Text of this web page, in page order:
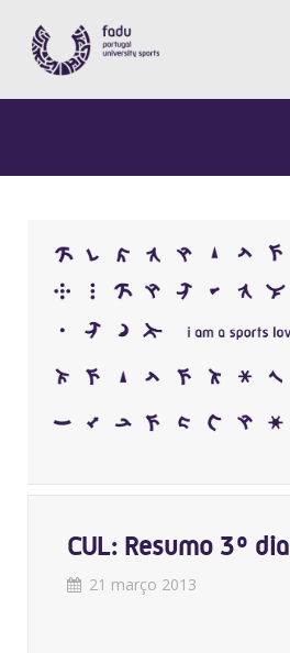
CUL: Resumo 3º dia
21 março 2013